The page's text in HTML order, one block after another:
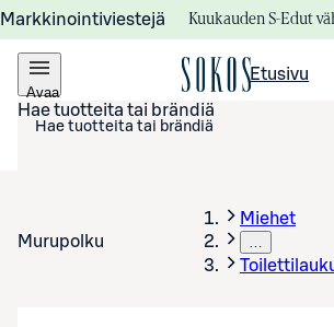
Markkinointiviestejä Kuukauden S-Edut
Avaa
valikko
Etusivu
Hae tuotteita tai brändiä
Murupolku
Miehet
…